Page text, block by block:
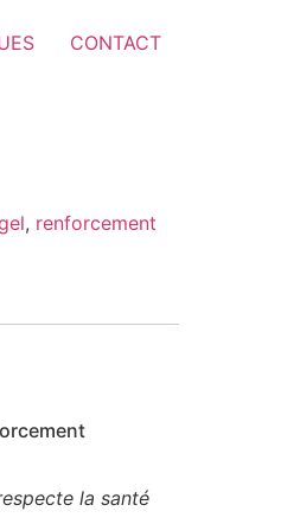
CONTACT
, renforcement
la santé